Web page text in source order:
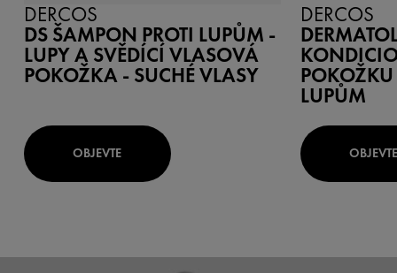
DERCOS
DS ŠAMPON PROTI LUPŮM -
LUPY A SVĚDÍCÍ VLASOVÁ
POKOŽKA - SUCHÉ VLASY
OBJEVTE
DERCOS
LUPŮM